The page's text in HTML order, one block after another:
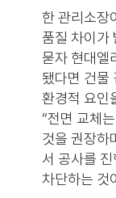
한 관리소장
품질 차이가
묻자 현대엘
됐다면 건물
환경적 요인
“전면 교체
것을 권장하
서 공사를
차단하는 것